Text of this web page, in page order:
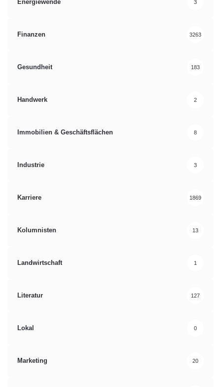
#Hashtag
Energiewende 3
Finanzen 3263
Gesundheit 183
Handwerk 2
Immobilien & Geschäftsflächen 8
Industrie 3
Karriere 1869
Kolumnisten 13
Landwirtschaft 1
Literatur 127
Lokal 0
Marketing 20